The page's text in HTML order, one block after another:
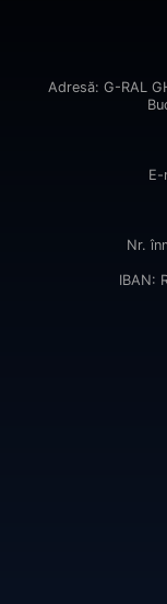
Adresă: G-RAL
E-
Nr.
IBAN: